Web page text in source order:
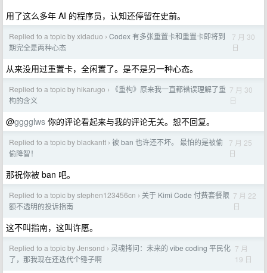
用了这么多年 AI 的程序员，认知还停留在史前。
Replied to a topic by xidaduo › Codex 有多张重置卡和重置卡即将到
期完全是两种心态
7 月 30
日
从来没用过重置卡，全闲置了。是不是另一种心态。
Replied to a topic by hikarugo ›
《重构》原来我一直都错误理解了重
构的含义
7 月 30
日
@gggglws 你的评论看起来与我的评论无关。恕不回复。
Replied to a topic by blackantt › 被 ban 也许还不坏。 最怕的是被偷
偷降智！
7 月 25
日
那祝你被 ban 吧。
Replied to a topic by stephen123456cn › 关于 Kimi Code 付费套餐限
额不透明的投诉指南
7 月 22
日
这不叫指南，这叫许愿。
Replied to a topic by Jensond › 灵魂拷问：未来的 vibe coding 平民化
了，那我现在还迭代个锤子啊
7 月
19 日